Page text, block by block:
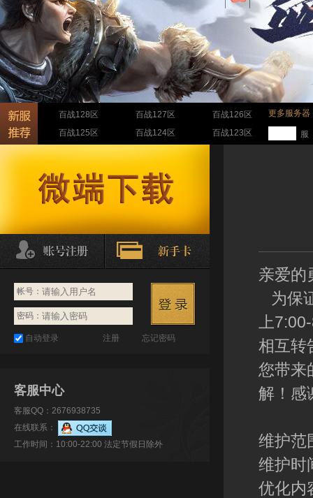
百战128区 百战127区
百战126区
百战125区
百战124区 百战123区
更多服务器
服
帐号：
密码：
自动登录 注册 忘记密码
客服中心
客服QQ：2676938735
在线联系：
工作时间：10:00-22:00 法定节假日除外
亲爱的
为保
上
相互转
您带来
解！感
维护范
维护时
优化内